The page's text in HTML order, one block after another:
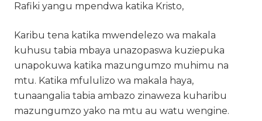
Rafiki yangu mpendwa katika Kristo,
Karibu tena katika mwendelezo wa makala
kuhusu tabia mbaya unazopaswa kuziepuka
unapokuwa katika mazungumzo muhimu na
mtu. Katika mfululizo wa makala haya,
tunaangalia tabia ambazo zinaweza kuharibu
mazungumzo yako na mtu au watu wengine.